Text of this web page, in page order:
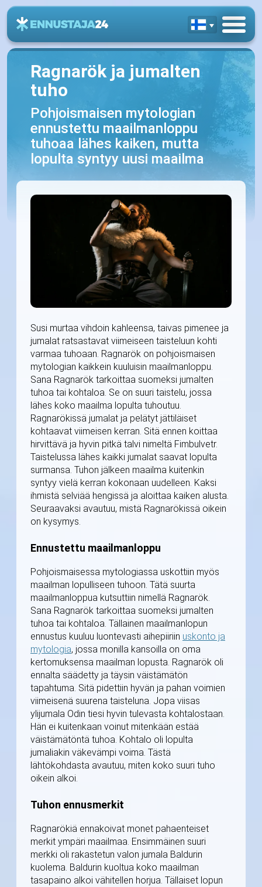
Ragnarök ja jumalten
tuho
Pohjoismaisen mytologian
ennustettu maailmanloppu
tuhoaa lähes kaiken, mutta
lopulta syntyy uusi maailma
Susi murtaa vihdoin kahleensa, taivas pimenee ja
jumalat ratsastavat viimeiseen taisteluun kohti
varmaa tuhoaan. Ragnarök on pohjoismaisen
mytologian kaikkein kuuluisin maailmanloppu.
Sana Ragnarök tarkoittaa suomeksi jumalten
tuhoa tai kohtaloa. Se on suuri taistelu, jossa
lähes koko maailma lopulta tuhoutuu.
Ragnarökissä jumalat ja pelätyt jättiläiset
kohtaavat viimeisen kerran. Sitä ennen koittaa
hirvittävä ja hyvin pitkä talvi nimeltä Fimbulvetr.
Taistelussa lähes kaikki jumalat saavat lopulta
surmansa. Tuhon jälkeen maailma kuitenkin
syntyy vielä kerran kokonaan uudelleen. Kaksi
ihmistä selviää hengissä ja aloittaa kaiken alusta.
Seuraavaksi avautuu, mistä Ragnarökissä oikein
on kysymys.
Ennustettu maailmanloppu
Pohjoismaisessa mytologiassa uskottiin myös
maailman lopulliseen tuhoon. Tätä suurta
maailmanloppua kutsuttiin nimellä Ragnarök.
Sana Ragnarök tarkoittaa suomeksi jumalten
tuhoa tai kohtaloa. Tällainen maailmanlopun
ennustus kuuluu luontevasti aihepiiriin uskonto ja
mytologia, jossa monilla kansoilla on oma
kertomuksensa maailman lopusta. Ragnarök oli
ennalta säädetty ja täysin väistämätön
tapahtuma. Sitä pidettiin hyvän ja pahan voimien
viimeisenä suurena taisteluna. Jopa viisas
ylijumala Odin tiesi hyvin tulevasta kohtalostaan.
Hän ei kuitenkaan voinut mitenkään estää
väistämätöntä tuhoa. Kohtalo oli lopulta
jumaliakin väkevämpi voima. Tästä
lähtökohdasta avautuu, miten koko suuri tuho
oikein alkoi.
Tuhon ennusmerkit
Ragnarökiä ennakoivat monet pahaenteiset
merkit ympäri maailmaa. Ensimmäinen suuri
merkki oli rakastetun valon jumala Baldurin
kuolema. Baldurin kuoltua koko maailman
tasapaino alkoi vähitellen horjua. Tällaiset lopun